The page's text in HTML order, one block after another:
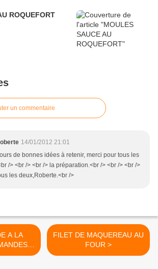
ROQUEFORT
un commentaire
14/01/2012 21:01
de bonnes idées à retenir, merci pour tous les
/> <br /> <br /> la préparation.<br /> <br /> <br />
les deux,Roberte.<br />
AU
FILET DE MAQUEREAU AU
FOUR >